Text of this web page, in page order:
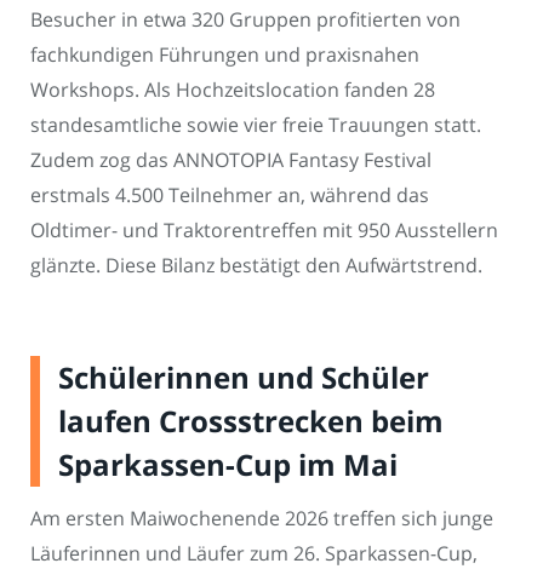
Besucher in etwa 320 Gruppen profitierten von
fachkundigen Führungen und praxisnahen
Workshops. Als Hochzeitslocation fanden 28
standesamtliche sowie vier freie Trauungen statt.
Zudem zog das ANNOTOPIA Fantasy Festival
erstmals 4.500 Teilnehmer an, während das
Oldtimer- und Traktorentreffen mit 950 Ausstellern
glänzte. Diese Bilanz bestätigt den Aufwärtstrend.
Schülerinnen und Schüler
laufen Crossstrecken beim
Sparkassen-Cup im Mai
Am ersten Maiwochenende 2026 treffen sich junge
Läuferinnen und Läufer zum 26. Sparkassen-Cup,